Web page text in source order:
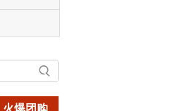
火爆团购